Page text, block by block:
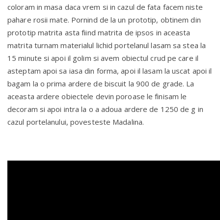
coloram in masa daca vrem si in cazul de fata facem niste
pahare rosii mate. Pornind de la un prototip, obtinem din
prototip matrita asta fiind matrita de ipsos in aceasta
matrita turnam materialul lichid portelanul lasam sa stea la
15 minute si apoi il golim si avem obiectul crud pe care il
asteptam apoi sa iasa din forma, apoi il lasam la uscat apoi il
bagam la o prima ardere de biscuit la 900 de grade. La
aceasta ardere obiectele devin poroase le finisam le
decoram si apoi intra la o a adoua ardere de 1250 de g in
cazul portelanului, povesteste Madalina.